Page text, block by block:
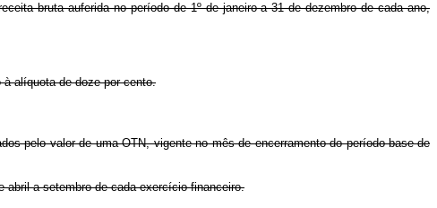
bruta auferida no período de 1º de janeiro a 31 de dezembro de cada ano,
à alíquota de doze por cento.
pelo valor de uma OTN, vigente no mês de encerramento do período-base de
abril a setembro de cada exercício financeiro.